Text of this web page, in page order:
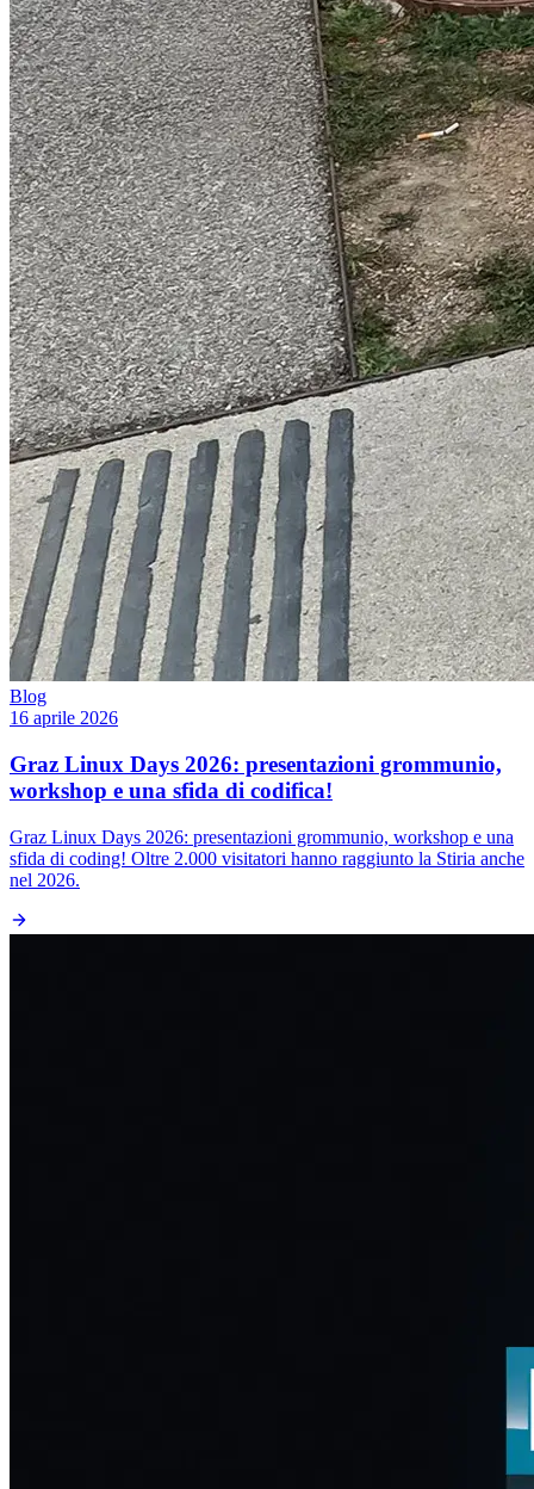
Blog
16 aprile 2026
Graz Linux Days 2026: presentazioni grommunio,
workshop e una sfida di codifica!
Graz Linux Days 2026: presentazioni grommunio, workshop e una
sfida di coding! Oltre 2.000 visitatori hanno raggiunto la Stiria anche
nel 2026.